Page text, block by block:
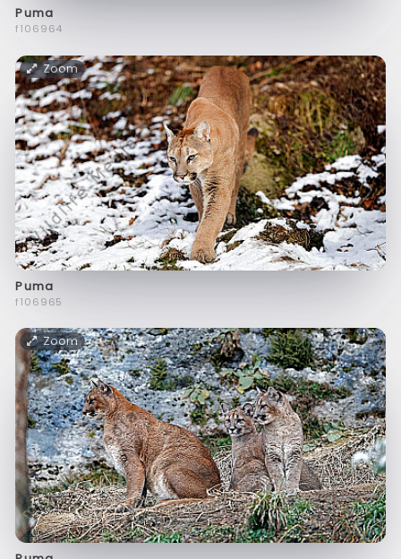
Puma
f106964
Zoom
Puma
f106965
Zoom